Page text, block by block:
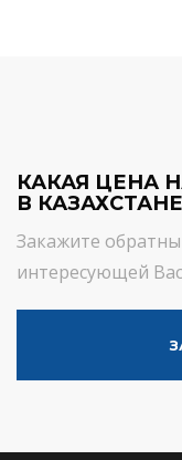
КАКАЯ ЦЕНА
В
Закажите
интересующей